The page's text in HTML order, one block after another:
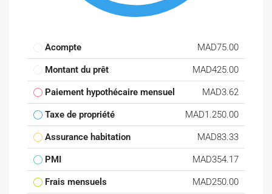
Acompte MAD75.00
Montant du prêt MAD425.00
Paiement hypothécaire mensuel MAD3.62
Taxe de propriété MAD1.250.00
Assurance habitation MAD83.33
PMI MAD354.17
Frais mensuels MAD250.00